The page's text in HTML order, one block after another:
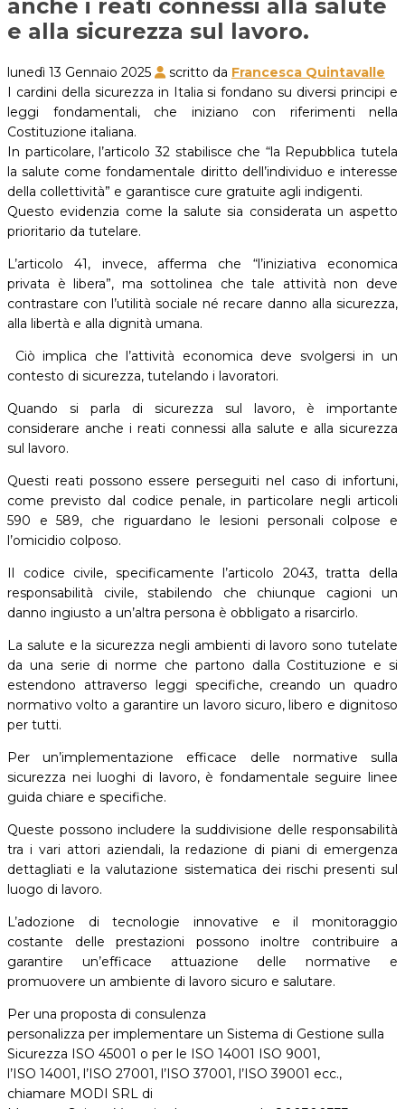
anche i reati connessi alla salute
e alla sicurezza sul lavoro.
lunedì 13 Gennaio 2025 scritto da Francesca Quintavalle
I cardini della sicurezza in Italia si fondano su diversi principi e
leggi fondamentali, che iniziano con riferimenti nella
Costituzione italiana.
In particolare, l’articolo 32 stabilisce che “la Repubblica tutela
la salute come fondamentale diritto dell’individuo e interesse
della collettività” e garantisce cure gratuite agli indigenti.
Questo evidenzia come la salute sia considerata un aspetto
prioritario da tutelare.
L’articolo 41, invece, afferma che “l’iniziativa economica
privata è libera”, ma sottolinea che tale attività non deve
contrastare con l’utilità sociale né recare danno alla sicurezza,
alla libertà e alla dignità umana.
Ciò implica che l’attività economica deve svolgersi in un
contesto di sicurezza, tutelando i lavoratori.
Quando si parla di sicurezza sul lavoro, è importante
considerare anche i reati connessi alla salute e alla sicurezza
sul lavoro.
Questi reati possono essere perseguiti nel caso di infortuni,
come previsto dal codice penale, in particolare negli articoli
590 e 589, che riguardano le lesioni personali colpose e
l’omicidio colposo.
Il codice civile, specificamente l’articolo 2043, tratta della
responsabilità civile, stabilendo che chiunque cagioni un
danno ingiusto a un’altra persona è obbligato a risarcirlo.
La salute e la sicurezza negli ambienti di lavoro sono tutelate
da una serie di norme che partono dalla Costituzione e si
estendono attraverso leggi specifiche, creando un quadro
normativo volto a garantire un lavoro sicuro, libero e dignitoso
per tutti.
Per un’implementazione efficace delle normative sulla
sicurezza nei luoghi di lavoro, è fondamentale seguire linee
guida chiare e specifiche.
Queste possono includere la suddivisione delle responsabilità
tra i vari attori aziendali, la redazione di piani di emergenza
dettagliati e la valutazione sistematica dei rischi presenti sul
luogo di lavoro.
L’adozione di tecnologie innovative e il monitoraggio
costante delle prestazioni possono inoltre contribuire a
garantire un’efficace attuazione delle normative e
promuovere un ambiente di lavoro sicuro e salutare.
Per una proposta di consulenza
personalizza per implementare un Sistema di Gestione sulla
Sicurezza ISO 45001 o per le ISO 14001 ISO 9001,
l’ISO 14001, l’ISO 27001, l’ISO 37001, l’ISO 39001 ecc.,
chiamare MODI SRL di